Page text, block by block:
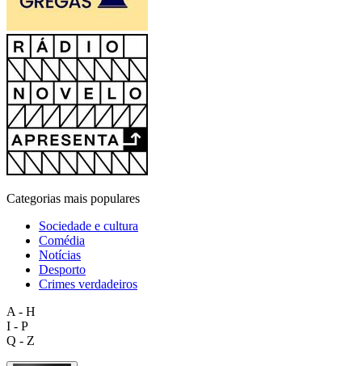
Categorias mais populares
Sociedade e cultura
Comédia
Notícias
Desporto
Crimes verdadeiros
A - H
I - P
Q - Z